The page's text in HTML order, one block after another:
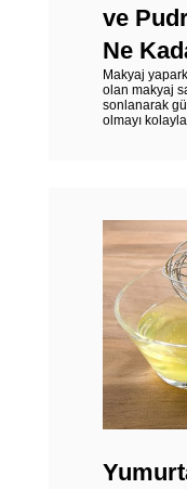
ve
Ne
Makyaj
olan makyaj
sonlanarak
olmayı